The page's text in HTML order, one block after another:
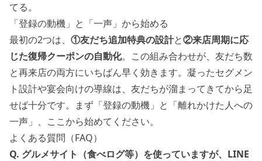
てる。
「登録の動機」と「一声」から始める
最初の2つは、 ①友だち追加特典の設計と②来店周期に応
じた復帰クーポンの自動化。この組み合わせが、友だち数
と再来店の両方にいちばん早く効きます。凝ったセグメン
ト設計や宴会向けの導線は、友だちが溜まってきてから足
せば十分です。まず「登録の動機」と「離れかけた人への
一声」、ここから始めてください。
よくある質問（FAQ）
Q. グルメサイト（食べログ等）を使っていますが、LINE